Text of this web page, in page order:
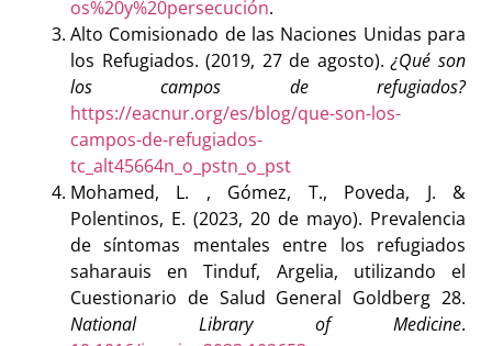
os%20y%20persecución.
Alto Comisionado de las Naciones Unidas para
los Refugiados. (2019, 27 de agosto).¿Qué son
los campos de refugiados?
https://eacnur.org/es/blog/que-son-los-
campos-de-refugiados-
tc_alt45664n_o_pstn_o_pst
Mohamed, L. , Gómez, T., Poveda, J. &
Polentinos, E. (2023, 20 de mayo). Prevalencia
de síntomas mentales entre los refugiados
saharauis en Tinduf, Argelia, utilizando el
Cuestionario de Salud General Goldberg 28.
National Library of Medicine.